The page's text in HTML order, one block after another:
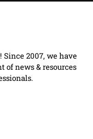
Since 2007, we have
of news & resources